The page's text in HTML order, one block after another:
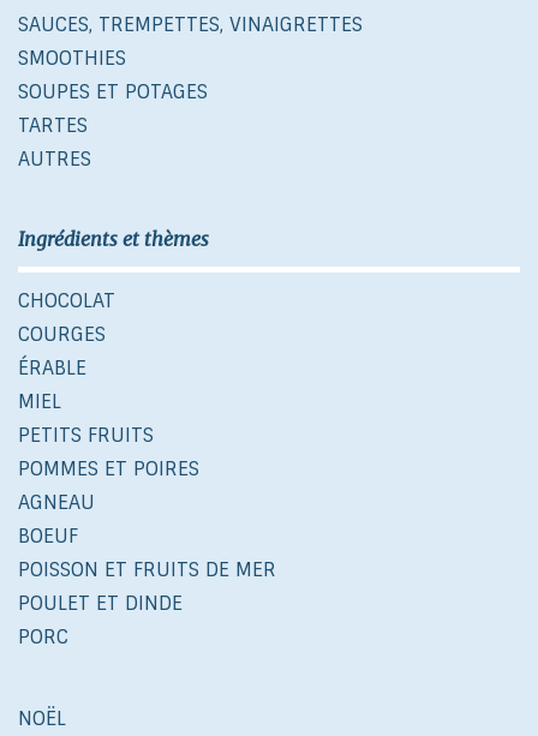
SAUCES, TREMPETTES, VINAIGRETTES
SMOOTHIES
SOUPES ET POTAGES
TARTES
AUTRES
Ingrédients et thèmes
CHOCOLAT
COURGES
ÉRABLE
MIEL
PETITS FRUITS
POMMES ET POIRES
AGNEAU
BOEUF
POISSON ET FRUITS DE MER
POULET ET DINDE
PORC
NOËL